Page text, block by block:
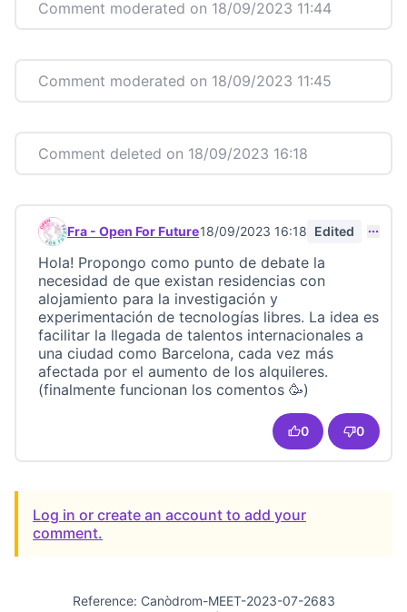
Comment moderated on 18/09/2023 11:44
Comment moderated on 18/09/2023 11:45
Comment deleted on 18/09/2023 16:18
Comment 23245
Fra - Open For Future18/09/2023 16:18 Edited
Hola! Propongo como punto de debate la
necesidad de que existan residencias con
alojamiento para la investigación y
experimentación de tecnologías libres. La idea es
facilitar la llegada de talentos internacionales a
una ciudad como Barcelona, cada vez más
afectada por el aumento de los alquileres.
(finalmente funcionan los comentos 🥳)
0 0
Log in or create an account to add your
comment.
Reference: Canòdrom-MEET-2023-07-2683